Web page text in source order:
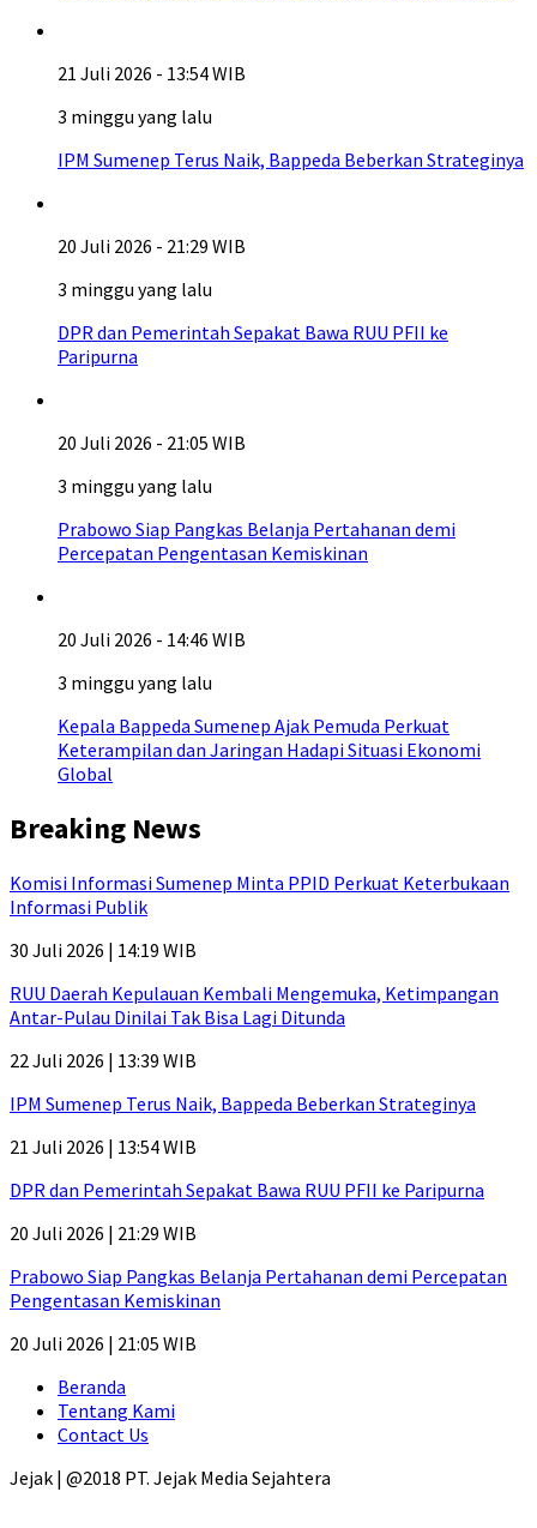
21 Juli 2026 - 13:54 WIB
3 minggu yang lalu
IPM Sumenep Terus Naik, Bappeda Beberkan Strateginya
20 Juli 2026 - 21:29 WIB
3 minggu yang lalu
DPR dan Pemerintah Sepakat Bawa RUU PFII ke
Paripurna
20 Juli 2026 - 21:05 WIB
3 minggu yang lalu
Prabowo Siap Pangkas Belanja Pertahanan demi
Percepatan Pengentasan Kemiskinan
20 Juli 2026 - 14:46 WIB
3 minggu yang lalu
Kepala Bappeda Sumenep Ajak Pemuda Perkuat
Keterampilan dan Jaringan Hadapi Situasi Ekonomi
Global
Breaking News
Komisi Informasi Sumenep Minta PPID Perkuat Keterbukaan
Informasi Publik
30 Juli 2026 | 14:19 WIB
RUU Daerah Kepulauan Kembali Mengemuka, Ketimpangan
Antar-Pulau Dinilai Tak Bisa Lagi Ditunda
22 Juli 2026 | 13:39 WIB
IPM Sumenep Terus Naik, Bappeda Beberkan Strateginya
21 Juli 2026 | 13:54 WIB
DPR dan Pemerintah Sepakat Bawa RUU PFII ke Paripurna
20 Juli 2026 | 21:29 WIB
Prabowo Siap Pangkas Belanja Pertahanan demi Percepatan
Pengentasan Kemiskinan
20 Juli 2026 | 21:05 WIB
Beranda
Tentang Kami
Contact Us
Jejak | @2018 PT. Jejak Media Sejahtera